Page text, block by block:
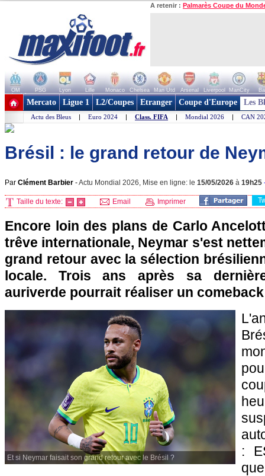
A retenir : Palmarès Coupe du
OM PSG Lyon Lille Monaco Chelsea Man Utd Arsenal Liverpool ManCity
+ de clubs
Mercato Ligue 1 L2/Coupes Etranger Coupe d'Europe Les
Actu des Bleus | Euro 2024 | Class. FIFA | Mondial 2026 | CAN
Brésil : le grand retour de
Par Clément Barbier -Actu Mondial 2026, Mise en ligne: le 15/05/2026 à 19h25
Taille du texte: Email Imprimer
Encore loin des plans de Carlo
trêve internationale, Neymar s'est
grand retour avec la sélection
locale. Trois ans après sa
auriverde pourrait réaliser un
Et si Neymar faisait son grand retour avec le Brésil ?
: